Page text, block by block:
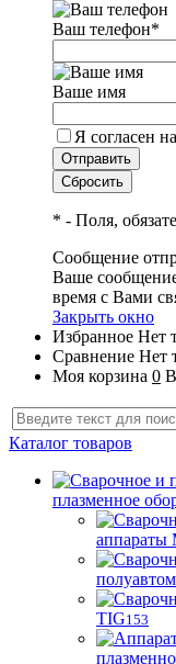
Ваш телефон*
Ваше имя
Я согласен на
* - Поля,
Сообщение
Ваше
время с Вами
Закрыть окно
Избранное Нет
Сравнение Нет
Моя корзина 0
Каталог товаров
плазменное
аппараты
TIG153